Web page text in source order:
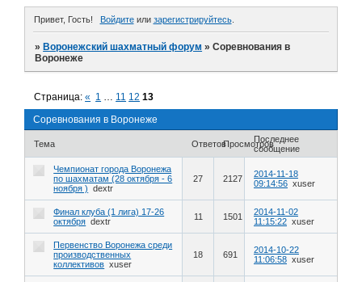
Привет, Гость! Войдитеили зарегистрируйтесь.
»Воронежский шахматный форум »Соревнования в
Воронеже
Соревнования в Воронеже
Страница:« 1 … 11 12 13
Тема ОтветовПросмотровПоследнее
сообщение
Чемпионат города Воронежа
по шахматам (28 октября - 6
ноября )
dextr
27 2127
2014-11-18
09:14:56 xuser
Финал клуба (1 лига) 17-26
октября dextr 11 1501
2014-11-02
11:15:22 xuser
Первенство Воронежа среди
производственных
коллективов xuser
18 691
2014-10-22
11:06:58 xuser